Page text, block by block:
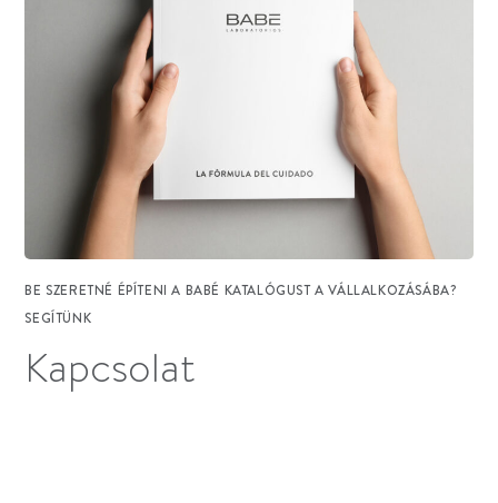
BE SZERETNÉ ÉPÍTENI A BABÉ KATALÓGUST A VÁLLALKOZÁSÁBA?
SEGÍTÜNK
Kapcsolat